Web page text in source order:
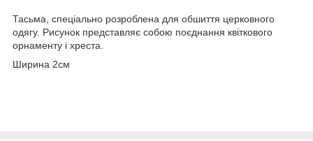
Тасьма, спеціально розроблена для обшиття церковного
одягу. Рисунок представляє собою поєднання квіткового
орнаменту і хреста.
Ширина 2см